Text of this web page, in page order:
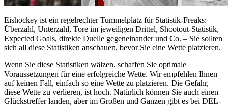
Eishockey ist ein regelrechter Tummelplatz für Statistik-Freaks:
Überzahl, Unterzahl, Tore im jeweiligen Drittel, Shootout-Statistik,
Expected Goals, direkte Duelle gegeneinander und Co. – Sie sollten
sich all diese Statistiken anschauen, bevor Sie eine Wette platzieren.
Wenn Sie diese Statistiken wälzen, schaffen Sie optimale
Voraussetzungen für eine erfolgreiche Wette. Wir empfehlen Ihnen
auf keinen Fall, einfach so eine Wette zu platzieren. Die Gefahr,
diese Wette zu verlieren, ist hoch. Natürlich können Sie auch einen
Glückstreffer landen, aber im Großen und Ganzen gibt es bei DEL-